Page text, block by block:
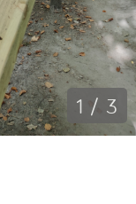
1 / 3